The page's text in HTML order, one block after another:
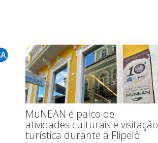
MuNEAN é palco de
atividades culturais e visitação
turística durante a Flipelô